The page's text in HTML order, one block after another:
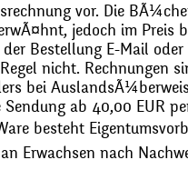
vor. Die
jedoch im Preis
Bestellung E-Mail
nicht. Rechnungen
bei
ab 40,00 EUR
besteht
Erwachsen nach